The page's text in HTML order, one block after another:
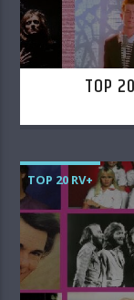
TOP
TOP 20 RV+